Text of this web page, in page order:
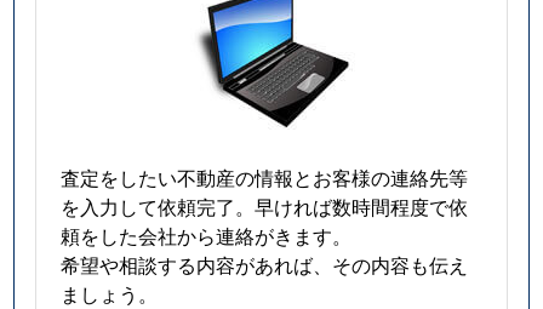
査定をしたい不動産の情報とお客様の連絡先等
を入力して依頼完了。早ければ数時間程度で依
頼をした会社から連絡がきます。
希望や相談する内容があれば、その内容も伝え
ましょう。